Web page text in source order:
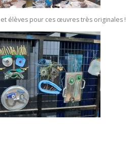
élèves pour ces œuvres très originales !